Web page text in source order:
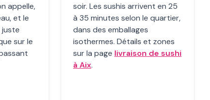
appelle,
et le
sur le
soir. Les sushis arrivent en 25
à 35 minutes selon le quartier,
dans des emballages
isothermes. Détails et zones
sur la page livraison de sushi
à Aix.